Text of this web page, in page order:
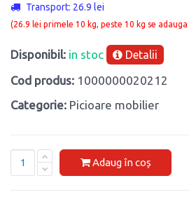
Transport: 26.9 lei
(26.9 lei primele 10 kg, peste 10 kg se
Disponibil: in stoc Detalii
Cod produs: 1000000020212
Categorie: Picioare mobilier
Adaug în coș